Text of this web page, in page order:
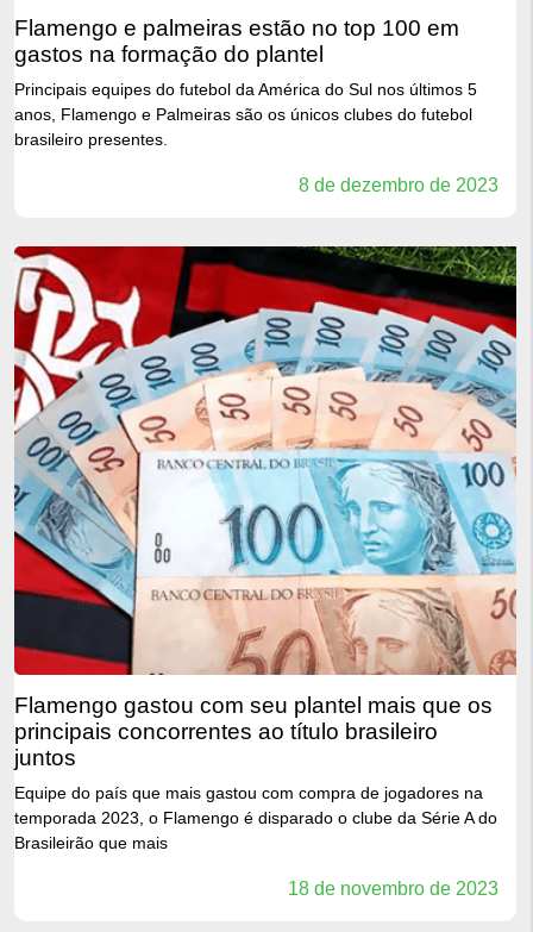
flamengo e palmeiras estão no top 100 em
gastos na formação do plantel
Principais equipes do futebol da América do Sul nos últimos 5
anos, Flamengo e Palmeiras são os únicos clubes do futebol
brasileiro presentes.
8 de dezembro de 2023
flamengo gastou com seu plantel mais que os
principais concorrentes ao título brasileiro
juntos
Equipe do país que mais gastou com compra de jogadores na
temporada 2023, o Flamengo é disparado o clube da Série A do
Brasileirão que mais
18 de novembro de 2023